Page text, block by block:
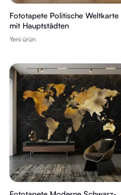
Fototapete Politische Weltkarte
mit Hauptstädten
Yeni ürün